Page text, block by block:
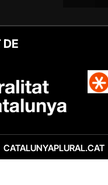
DE
CATALUNYAPLURAL.CAT